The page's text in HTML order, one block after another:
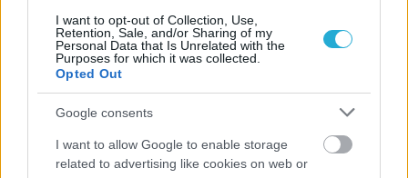
I want to opt-out of Collection, Use,
Retention, Sale, and/or Sharing of my
Personal Data that Is Unrelated with the
Purposes for which it was collected.
Opted Out
Google consents
I want to allow Google to enable storage
related to advertising like cookies on web or